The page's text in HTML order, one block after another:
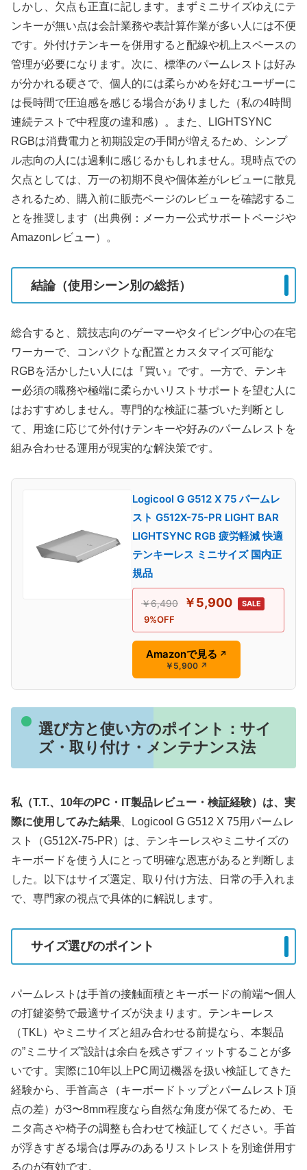
しかし、欠点も正直に記します。まずミニサイズゆえにテ
ンキーが無い点は会計業務や表計算作業が多い人には不便
です。外付けテンキーを併用すると配線や机上スペースの
管理が必要になります。次に、標準のパームレストは好み
が分かれる硬さで、個人的には柔らかめを好むユーザーに
は長時間で圧迫感を感じる場合がありました（私の4時間
連続テストで中程度の違和感）。また、LIGHTSYNC
RGBは消費電力と初期設定の手間が増えるため、シンプ
ル志向の人には過剰に感じるかもしれません。現時点での
欠点としては、万一の初期不良や個体差がレビューに散見
されるため、購入前に販売ページのレビューを確認するこ
とを推奨します（出典例：メーカー公式サポートページや
Amazonレビュー）。
結論（使用シーン別の総括）
総合すると、競技志向のゲーマーやタイピング中心の在宅
ワーカーで、コンパクトな配置とカスタマイズ可能な
RGBを活かしたい人には『買い』です。一方で、テンキ
ー必須の職務や極端に柔らかいリストサポートを望む人に
はおすすめしません。専門的な検証に基づいた判断とし
て、用途に応じて外付けテンキーや好みのパームレストを
組み合わせる運用が現実的な解決策です。
Logicool G G512 X 75 パームレ
スト G512X-75-PR LIGHT BAR
LIGHTSYNC RGB 疲労軽減 快適
テンキーレス ミニサイズ 国内正
規品
￥6,490 ￥5,900 SALE
9%OFF
Amazonで見る ↗
￥5,900 ↗
選び方と使い方のポイント：サイ
ズ・取り付け・メンテナンス法
私（T.T.、10年のPC・IT製品レビュー・検証経験）は、実
際に使用してみた結果 、Logicool G G512 X 75用パームレ
スト（G512X-75-PR）は、テンキーレスやミニサイズの
キーボードを使う人にとって明確な恩恵があると判断しま
した。以下はサイズ選定、取り付け方法、日常の手入れま
で、専門家の視点で具体的に解説します。
サイズ選びのポイント
パームレストは手首の接触面積とキーボードの前端〜個人
の打鍵姿勢で最適サイズが決まります。テンキーレス
（TKL）やミニサイズと組み合わせる前提なら、本製品
の”ミニサイズ”設計は余白を残さずフィットすることが多
いです。実際に10年以上PC周辺機器を扱い検証してきた
経験から、手首高さ（キーボードトップとパームレスト頂
点の差）が3〜8mm程度なら自然な角度が保てるため、モ
ニタ高さや椅子の調整も合わせて検証してください。手首
が浮きすぎる場合は厚みのあるリストレストを別途併用す
るのが有効です。